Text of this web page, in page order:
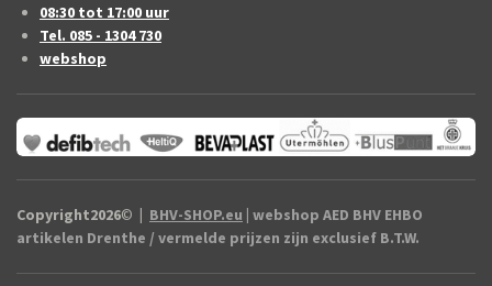
08:30 tot 17:00 uur
Tel. 085 - 1304 730
webshop
Copyright2026© | BHV-SHOP.eu | webshop AED BHV EHBO
artikelen Drenthe / vermelde prijzen zijn exclusief B.T.W.